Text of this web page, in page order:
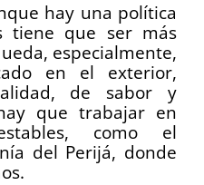
hay una política
tiene que ser más
especialmente,
en el exterior,
de sabor y
que trabajar en
como el
del Perijá, donde